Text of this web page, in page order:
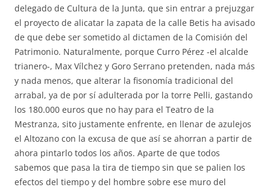
delegado de Cultura de la Junta, que sin entrar a prejuzgar
el proyecto de alicatar la zapata de la calle Betis ha avisado
de que debe ser sometido al dictamen de la Comisión del
Patrimonio. Naturalmente, porque Curro Pérez -el alcalde
trianero-, Max Vílchez y Goro Serrano pretenden, nada más
y nada menos, que alterar la fisonomía tradicional del
arrabal, ya de por sí adulterada por la torre Pelli, gastando
los 180.000 euros que no hay para el Teatro de la
Mestranza, sito justamente enfrente, en llenar de azulejos
el Altozano con la excusa de que así se ahorran a partir de
ahora pintarlo todos los años. Aparte de que todos
sabemos que pasa la tira de tiempo sin que se palien los
efectos del tiempo y del hombre sobre ese muro del